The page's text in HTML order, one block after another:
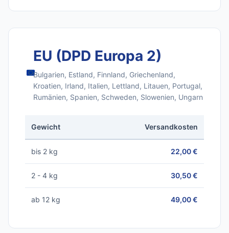
EU (DPD Europa 2)
Bulgarien, Estland, Finnland, Griechenland,
Kroatien, Irland, Italien, Lettland, Litauen, Portugal,
Rumänien, Spanien, Schweden, Slowenien, Ungarn
Gewicht Versandkosten
bis 2 kg 22,00 €
2 - 4 kg 30,50 €
ab 12 kg 49,00 €